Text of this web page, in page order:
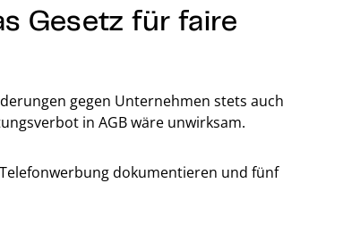
Gesetz für faire
gegen Unternehmen stets auch
in AGB wäre unwirksam.
dokumentieren und fünf